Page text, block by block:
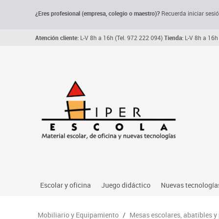
¿Eres profesional (empresa, colegio o maestro)? Recuerda iniciar
Atención cliente: L-V 8h a 16h (Tel. 972 222 094)Tienda: L-V 8h a
Escolar y oficina
Archivo, carpetas y clasificadores
Juego didáctico
Primeras edades
Nuevas
Audio
Mobiliario y Equipamiento / Mesas escolares, abatibles